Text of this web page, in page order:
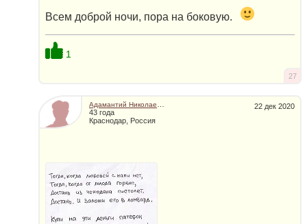
Всем доброй ночи, пора на боковую.
1
27
22 дек 2020
43 года
Краснодар, Россия